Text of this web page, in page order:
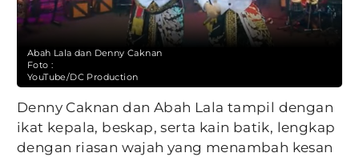
Abah Lala dan Denny Caknan
Foto :
YouTube/DC Production
Denny Caknan dan Abah Lala tampil dengan
ikat kepala, beskap, serta kain batik, lengkap
dengan riasan wajah yang menambah kesan